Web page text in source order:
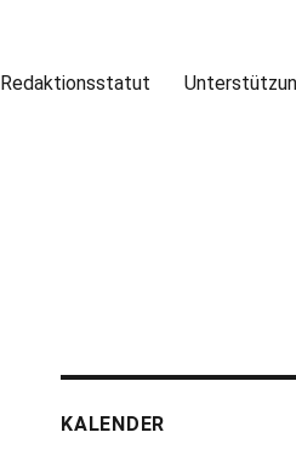
Redaktionsstatut
KALENDER